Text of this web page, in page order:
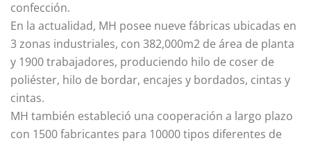
confección.
En la actualidad, MH posee nueve fábricas ubicadas en
3 zonas industriales, con 382,000m2 de área de planta
y 1900 trabajadores, produciendo hilo de coser de
poliéster, hilo de bordar, encajes y bordados, cintas y
cintas.
MH también estableció una cooperación a largo plazo
con 1500 fabricantes para 10000 tipos diferentes de